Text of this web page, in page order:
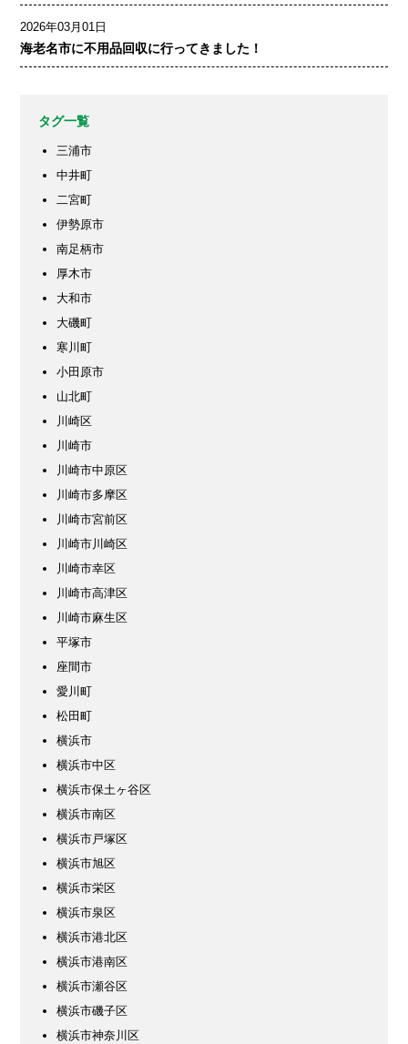
2026年03月01日
海老名市に不用品回収に行ってきました！
タグ一覧
三浦市
中井町
二宮町
伊勢原市
南足柄市
厚木市
大和市
大磯町
寒川町
小田原市
山北町
川崎区
川崎市
川崎市中原区
川崎市多摩区
川崎市宮前区
川崎市川崎区
川崎市幸区
川崎市高津区
川崎市麻生区
平塚市
座間市
愛川町
松田町
横浜市
横浜市中区
横浜市保土ヶ谷区
横浜市南区
横浜市戸塚区
横浜市旭区
横浜市栄区
横浜市泉区
横浜市港北区
横浜市港南区
横浜市瀬谷区
横浜市磯子区
横浜市神奈川区